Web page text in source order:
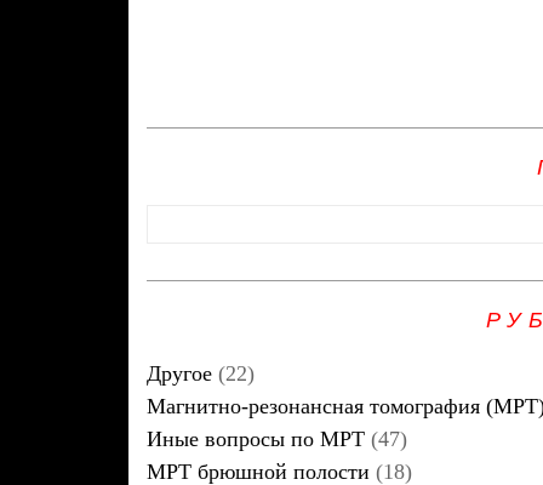
Другое (22)
Магнитно-резонансная томография
Иные вопросы по МРТ (47)
МРТ брюшной полости (18)